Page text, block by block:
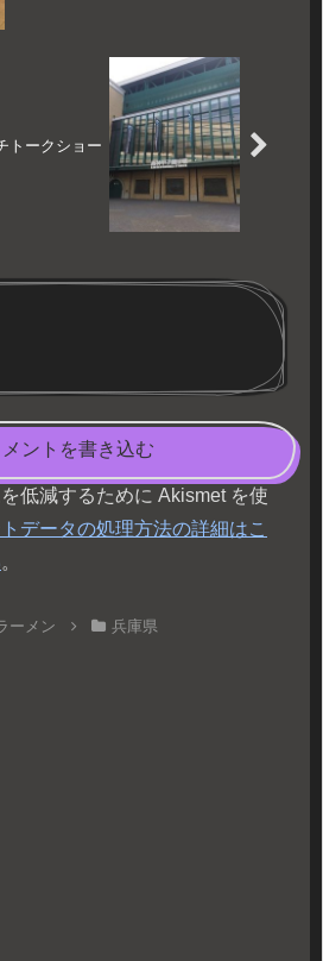
トークショー
メントを書き込む
低減するために Akismet を使
データの処理方法の詳細はこ
。
ーメン 兵庫県